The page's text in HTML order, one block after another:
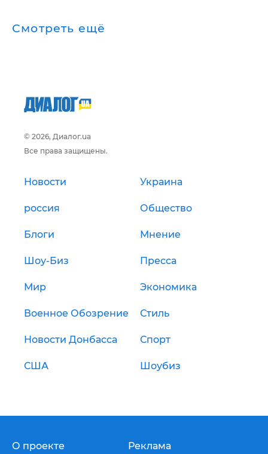
Смотреть ещё
© 2026, Диалог.ua
Все права защищены.
Новости Украина
россия Общество
Блоги Мнение
Шоу-Биз Пресса
Мир Экономика
Военное Обозрение Стиль
Новости Донбасса Спорт
США Шоубиз
О проекте Реклама